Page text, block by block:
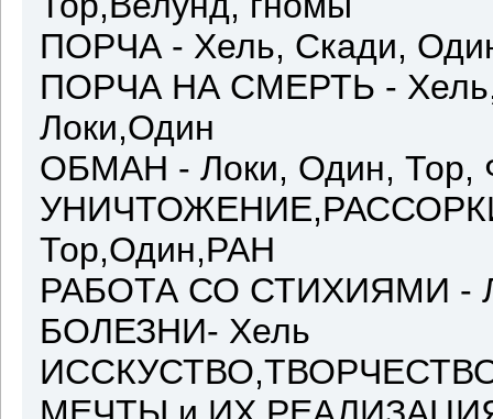
ПОРЧА - Хель, Скади,
ПОРЧА НА СМЕРТЬ - Хель,
Локи,Один
ОБМАН - Локи, Один, Тор,
Тор,Один,РАН
РАБОТА СО СТИХИЯМИ -
БОЛЕЗНИ- Хель
ИССКУСТВО,ТВОРЧЕСТВО